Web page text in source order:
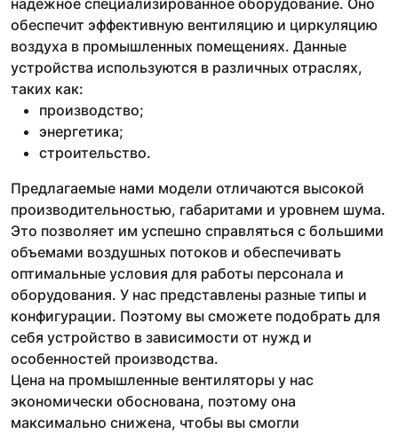
надежное специализированное оборудование. Оно
обеспечит эффективную вентиляцию и циркуляцию
воздуха в промышленных помещениях. Данные
устройства используются в различных отраслях,
таких как:
производство;
энергетика;
строительство.
Предлагаемые нами модели отличаются высокой
производительностью, габаритами и уровнем шума.
Это позволяет им успешно справляться с большими
объемами воздушных потоков и обеспечивать
оптимальные условия для работы персонала и
оборудования. У нас представлены разные типы и
конфигурации. Поэтому вы сможете подобрать для
себя устройство в зависимости от нужд и
особенностей производства.
Цена на промышленные вентиляторы у нас
экономически обоснована, поэтому она
максимально снижена, чтобы вы смогли